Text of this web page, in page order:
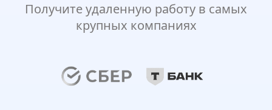
Получите удаленную работу в самых
крупных компаниях